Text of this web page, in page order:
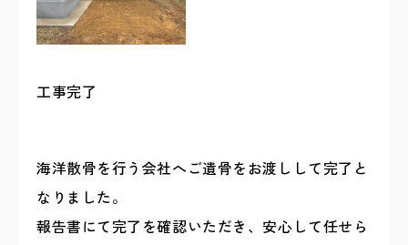
工事完了
海洋散骨を行う会社へご遺骨をお渡しして完了と
なりました。
報告書にて完了を確認いただき、安心して任せら